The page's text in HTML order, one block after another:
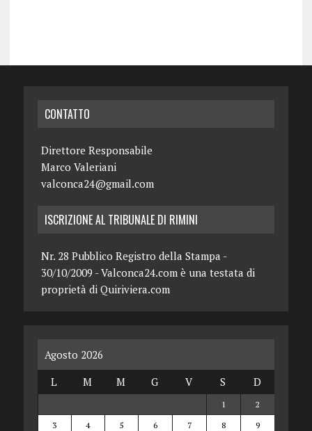
CONTATTO
Direttore Responsabile
Marco Valeriani
valconca24@gmail.com
ISCRIZIONE AL TRIBUNALE DI RIMINI
Nr. 28 Pubblico Registro della Stampa -
30/10/2009 - Valconca24.com è una testata di
proprietà di Quiriviera.com
Agosto 2026
L
M M G V S D
1
2
3
4 5 6 7 8
9